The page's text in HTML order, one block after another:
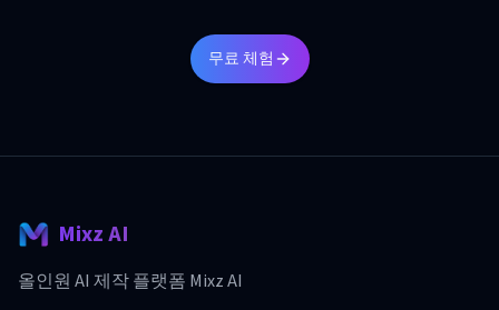
무료 체험
Mixz AI
올인원 AI 제작 플랫폼 Mixz AI